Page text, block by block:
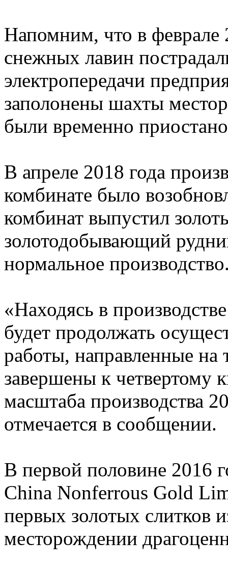
Напомним, что в феврале
снежных лавин
электропередачи
заполонены шахты
были временно
В апреле 2018 года
комбинате было
комбинат выпустил
золотодобывающий
нормальное
«Находясь в
будет продолжать
работы, направленные
завершены к четвертому
масштаба производства
отмечается в сообщении.
В первой половине 2016
China Nonferrous Gold
первых золотых слитков
месторождении